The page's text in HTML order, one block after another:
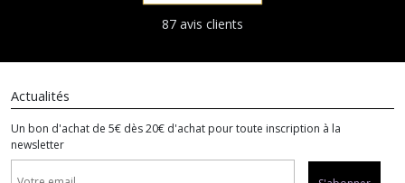
87 avis clients
Actualités
Un bon d'achat de 5€ dès 20€ d'achat pour toute inscription à la
newsletter